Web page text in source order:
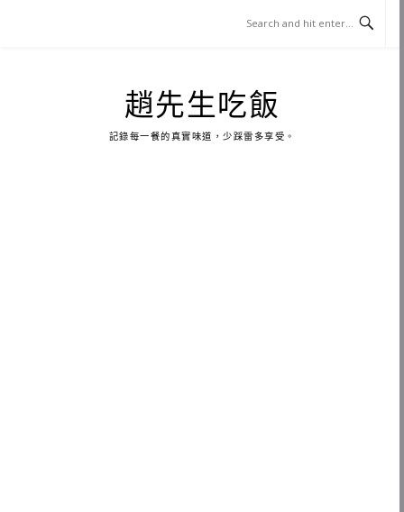
趙先生吃飯
記錄每一餐的真實味道，少踩雷多享受。